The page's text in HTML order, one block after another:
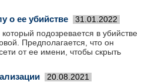
о ее убийстве 31.01.2022
подозревается в убийстве
Предполагается, что он
от ее имени, чтобы скрыть
20.08.2021